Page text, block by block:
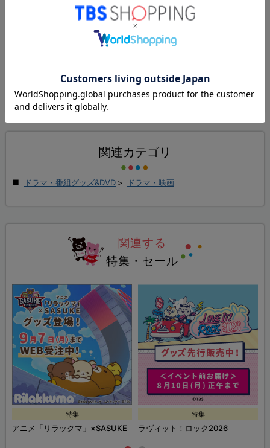
1人 が参考になったと回答しています。
参考になった
すべてのレビューを見る（1件）
関連カテゴリ
ドラマ・番組グッズ&DVD > ドラマ・映画
関連する
特集・セール
特集
アニメ「リラックマ」×SASUKE
特集
ラヴィット！ロック2026